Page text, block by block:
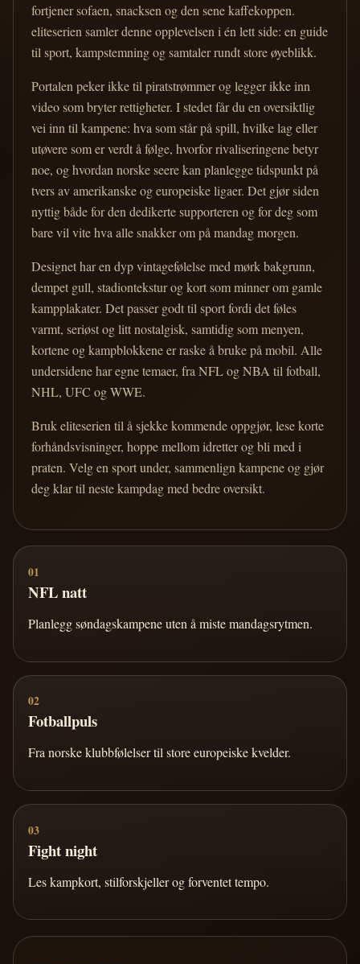
fortjener sofaen, snacksen og den sene kaffekoppen.
eliteserien samler denne opplevelsen i én lett side: en guide
til sport, kampstemning og samtaler rundt store øyeblikk.
Portalen peker ikke til piratstrømmer og legger ikke inn
video som bryter rettigheter. I stedet får du en oversiktlig
vei inn til kampene: hva som står på spill, hvilke lag eller
utøvere som er verdt å følge, hvorfor rivaliseringene betyr
noe, og hvordan norske seere kan planlegge tidspunkt på
tvers av amerikanske og europeiske ligaer. Det gjør siden
nyttig både for den dedikerte supporteren og for deg som
bare vil vite hva alle snakker om på mandag morgen.
Designet har en dyp vintagefølelse med mørk bakgrunn,
dempet gull, stadiontekstur og kort som minner om gamle
kampplakater. Det passer godt til sport fordi det føles
varmt, seriøst og litt nostalgisk, samtidig som menyen,
kortene og kampblokkene er raske å bruke på mobil. Alle
undersidene har egne temaer, fra NFL og NBA til fotball,
NHL, UFC og WWE.
Bruk eliteserien til å sjekke kommende oppgjør, lese korte
forhåndsvisninger, hoppe mellom idretter og bli med i
praten. Velg en sport under, sammenlign kampene og gjør
deg klar til neste kampdag med bedre oversikt.
01
NFL natt
Planlegg søndagskampene uten å miste mandagsrytmen.
02
Fotballpuls
Fra norske klubbfølelser til store europeiske kvelder.
03
Fight night
Les kampkort, stilforskjeller og forventet tempo.